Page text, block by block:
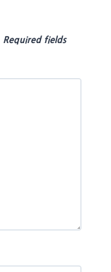
Required fields